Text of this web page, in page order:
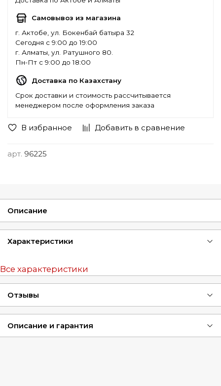
В избранное Добавить в сравнение
арт. 96225
Самовывоз из магазина
г. Актобе, ул. Бокенбай батыра 32
Сегодня с 9:00 до 19:00
г. Алматы, ул. Ратушного 80.
Пн-Пт с 9:00 до 18:00
Доставка по Казахстану
Срок доставки и стоимость рассчитывается
менеджером после оформления заказа
Описание
Характеристики
Все характеристики
Отзывы
Описание и гарантия